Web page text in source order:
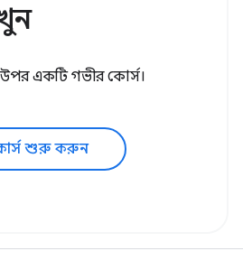
উপর একটি গভীর কোর্স।
শুরু করুন